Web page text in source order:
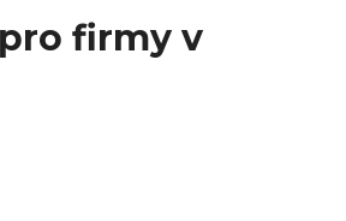
firmy v